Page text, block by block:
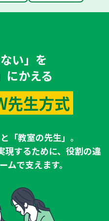
い」を
にかえる
先生方式
「教室の先生」。
するために、 役割の違
ムで支えます。